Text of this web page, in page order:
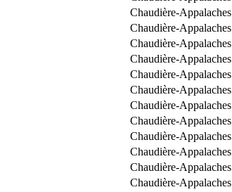
Chaudière-Appalaches
Chaudière-Appalaches
Chaudière-Appalaches
Chaudière-Appalaches
Chaudière-Appalaches
Chaudière-Appalaches
Chaudière-Appalaches
Chaudière-Appalaches
Chaudière-Appalaches
Chaudière-Appalaches
Chaudière-Appalaches
Chaudière-Appalaches